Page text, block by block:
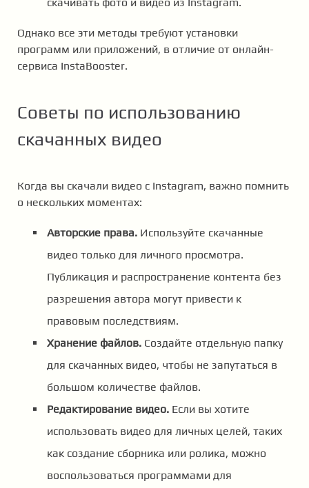
Однако все эти методы требуют установки
программ или приложений, в отличие от онлайн-
сервиса InstaBooster.
Советы по использованию
скачанных видео
Когда вы скачали видео с Instagram, важно помнить
о нескольких моментах:
Авторские права. Используйте скачанные
видео только для личного просмотра.
Публикация и распространение контента без
разрешения автора могут привести к
правовым последствиям.
Хранение файлов. Создайте отдельную папку
для скачанных видео, чтобы не запутаться в
большом количестве файлов.
Редактирование видео. Если вы хотите
использовать видео для личных целей, таких
как создание сборника или ролика, можно
воспользоваться программами для